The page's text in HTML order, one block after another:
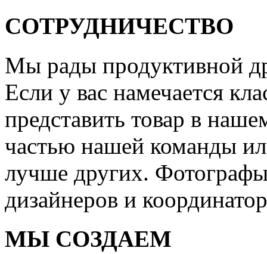
СОТРУДНИЧЕСТВО
Мы рады продуктивной
Если у вас намечается
представить товар в
частью нашей команды
лучше других.
дизайнеров и
МЫ СОЗДАЕМ